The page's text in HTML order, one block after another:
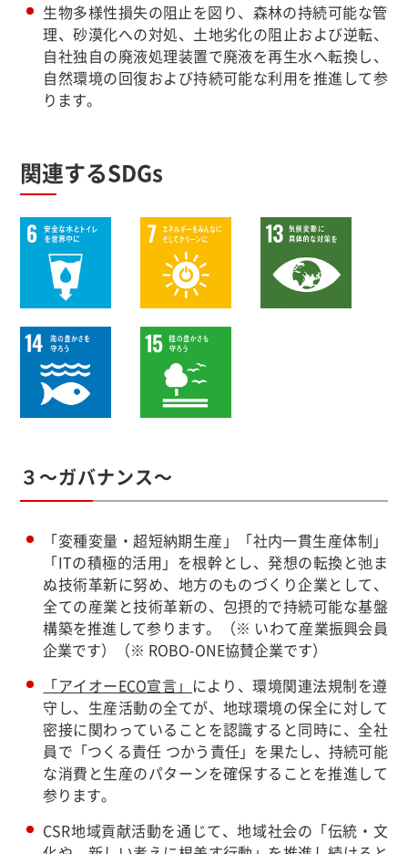
生物多様性損失の阻止を図り、森林の持続可能な管
理、砂漠化への対処、土地劣化の阻止および逆転、
自社独自の廃液処理装置で廃液を再生水へ転換し、
自然環境の回復および持続可能な利用を推進して参
ります。
関連するSDGs
３～ガバナンス～
「変種変量・超短納期生産」「社内一貫生産体制」
「ITの積極的活用」を根幹とし、発想の転換と弛ま
ぬ技術革新に努め、地方のものづくり企業として、
全ての産業と技術革新の、包摂的で持続可能な基盤
構築を推進して参ります。（※ いわて産業振興会員
企業です）（※ ROBO-ONE協賛企業です）
「アイオーECO宣言」 により、環境関連法規制を遵
守し、生産活動の全てが、地球環境の保全に対して
密接に関わっていることを認識すると同時に、全社
員で「つくる責任 つかう責任」を果たし、持続可能
な消費と生産のパターンを確保することを推進して
参ります。
CSR地域貢献活動を通じて、地域社会の「伝統・文